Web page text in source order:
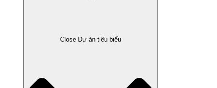
Close Dự án tiêu biểu